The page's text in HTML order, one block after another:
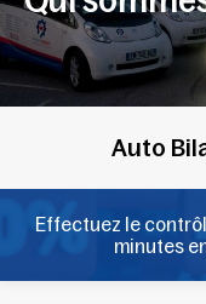
Auto
Effectuez le
minutes